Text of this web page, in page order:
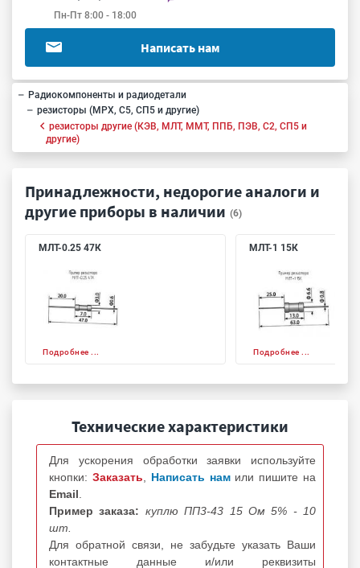
Пн-Пт 8:00 - 18:00
Написать нам
Радиокомпоненты и радиодетали
резисторы (МРХ, С5, СП5 и другие)
резисторы другие (КЭВ, МЛТ, ММТ, ППБ, ПЭВ, С2, СП5 и
другие)
Принадлежности, недорогие аналоги и
другие приборы в наличии (6)
МЛТ-0.25 47К
Подробнее ...
МЛТ-1 15К
Подробнее ...
Технические характеристики
Для ускорения обработки заявки используйте
кнопки: Заказать Написать нам или пишите на
Email
Пример заказа: куплю ПП3-43 15 Ом 5% - 10
шт.
Для обратной связи, не забудьте указать Ваши
контактные данные и/или реквизиты